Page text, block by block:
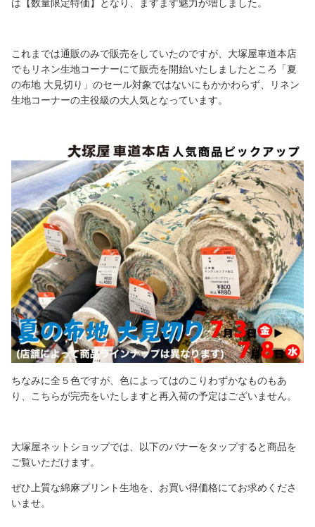
は【数量限定特価】となり、ますます魅力が増しました。
これまでは通販のみで販売をしていたのですが、大塚屋車道本店
でもリネン生地コーナーにて販売を開始いたしましたところ「夏
の布地 大見切り」のセール対象ではないにもかかわらず、リネン
生地コーナーの主役級の大人気となっています。
ちなみに全５色ですが、色によってはのこりわずかなものもあ
り、こちらが完売をいたしますと再入荷の予定はございません。
大塚屋ネットショップでは、以下のバナーをタップすると商品を
ご覧いただけます。
ぜひ上質な綿麻プリント生地を、お買い得価格にてお求めくださ
いませ。